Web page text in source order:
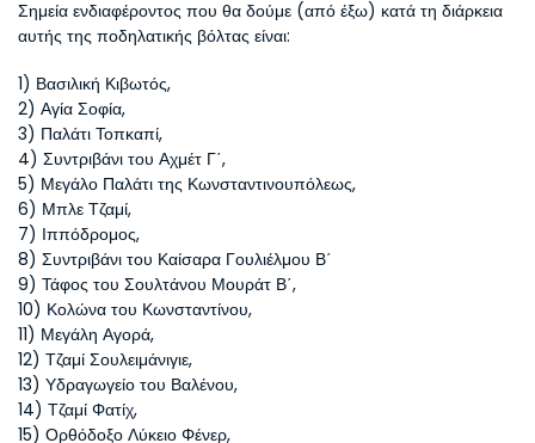
Σημεία ενδιαφέροντος που θα δούμε (από έξω) κατά τη διάρκεια
αυτής της ποδηλατικής βόλτας είναι:
1) Βασιλική Κιβωτός,
2) Αγία Σοφία,
3) Παλάτι Τοπκαπί,
4) Συντριβάνι του Αχμέτ Γ΄,
5) Μεγάλο Παλάτι της Κωνσταντινουπόλεως,
6) Μπλε Τζαμί,
7) Ιππόδρομος,
8) Συντριβάνι του Καίσαρα Γουλιέλμου Β΄
9) Τάφος του Σουλτάνου Μουράτ Β΄,
10) Κολώνα του Κωνσταντίνου,
11) Μεγάλη Αγορά,
12) Τζαμί Σουλειμάνιγιε,
13) Υδραγωγείο του Βαλένου,
14) Τζαμί Φατίχ,
15) Ορθόδοξο Λύκειο Φένερ,